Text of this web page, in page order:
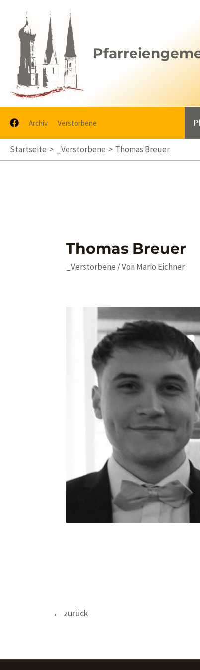
springen
Archiv Verstorbene
Startseite _Verstorbene Thomas Breuer
Thomas Breuer
_Verstorbene / Von Mario Eichner
Beitragsnavigation
← zurück